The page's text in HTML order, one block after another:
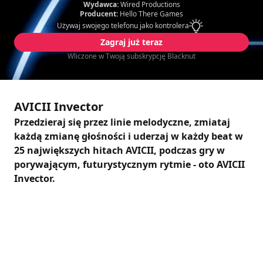
Wydawca: Wired Productions
Producent: Hello There Games
Używaj swojego telefonu jako kontrolera
Zagraj już teraz
Wliczone w Twoją subskrypcję Blacknut
AVICII Invector
Przedzieraj się przez linie melodyczne, zmiataj
każdą zmianę głośności i uderzaj w każdy beat w
25 największych hitach AVICII, podczas gry w
porywającym, futurystycznym rytmie - oto AVICII
Invector.